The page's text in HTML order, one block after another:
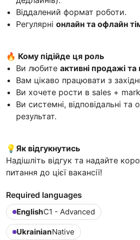
Віддалений формат роботи.
Регулярні онлайн та офлайн
🔥 Кому підійде ця роль
Ви любите активні продажі та
Вам цікаво працювати з
Ви хочете рости в sales +
Ви системні, відповідальні та
результат.
💡Як відгукнутись
Надішліть відгук та надайте
питання до цієї вакансії!
Required languages
EnglishC1 - Advanced
UkrainianNative